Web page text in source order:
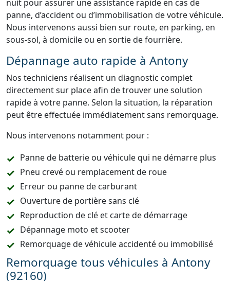
nuit pour assurer une assistance rapide en cas de
panne, d’accident ou d’immobilisation de votre véhicule.
Nous intervenons aussi bien sur route, en parking, en
sous-sol, à domicile ou en sortie de fourrière.
Dépannage auto rapide à Antony
Nos techniciens réalisent un diagnostic complet
directement sur place afin de trouver une solution
rapide à votre panne. Selon la situation, la réparation
peut être effectuée immédiatement sans remorquage.
Nous intervenons notamment pour :
Panne de batterie ou véhicule qui ne démarre plus
Pneu crevé ou remplacement de roue
Erreur ou panne de carburant
Ouverture de portière sans clé
Reproduction de clé et carte de démarrage
Dépannage moto et scooter
Remorquage de véhicule accidenté ou immobilisé
Remorquage tous véhicules à Antony
(92160)